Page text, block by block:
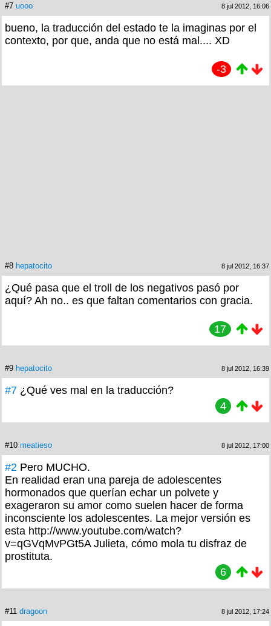
#7 uooo 8 jul 2012, 16:06
bueno, la traducción del estado te la imaginas por el
contexto, por que, anda que no está mal.... XD
-3
#8 hepatocito 8 jul 2012, 16:37
¿Qué pasa que el troll de los negativos pasó por
aquí? Ah no.. es que faltan comentarios con gracia.
17
#9 hepatocito 8 jul 2012, 16:39
#7 ¿Qué ves mal en la traducción?
4
#10 meatieso 8 jul 2012, 17:00
#2 Pero MUCHO.
En realidad eran una pareja de adolescentes
hormonados que querían echar un polvete y
exageraron su amor como suelen hacer de forma
inconsciente los adolescentes. La mejor versión es
esta http://www.youtube.com/watch?
v=qGVqMvPGt5A Julieta, cómo mola tu disfraz de
prostituta.
6
#11 dragoon 8 jul 2012, 17:24